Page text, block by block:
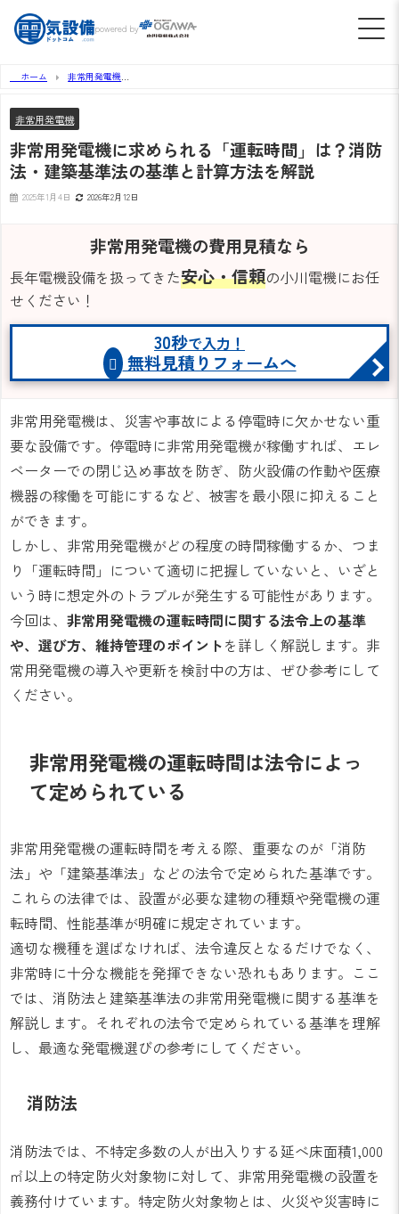
powered by
ホーム
非常用発電機
非常用発電機
非常用発電機に求められる「運転時間」は？消防
法・建築基準法の基準と計算方法を解説
2025年1月4日 2026年2月12日
非常用発電機の費用見積なら
長年電機設備を扱ってきた安心・信頼の小川電機にお任
せください！
30秒で入力！
無料見積りフォームへ
非常用発電機は、災害や事故による停電時に欠かせない重
要な設備です。停電時に非常用発電機が稼働すれば、エレ
ベーターでの閉じ込め事故を防ぎ、防火設備の作動や医療
機器の稼働を可能にするなど、被害を最小限に抑えること
ができます。
しかし、非常用発電機がどの程度の時間稼働するか、つま
り「運転時間」について適切に把握していないと、いざと
いう時に想定外のトラブルが発生する可能性があります。
今回は、 非常用発電機の運転時間に関する法令上の基準
や、選び方、維持管理のポイントを詳しく解説します。非
常用発電機の導入や更新を検討中の方は、ぜひ参考にして
ください。
非常用発電機の運転時間は法令によっ
て定められている
非常用発電機の運転時間を考える際、重要なのが「消防
法」や「建築基準法」などの法令で定められた基準です。
これらの法律では、設置が必要な建物の種類や発電機の運
転時間、性能基準が明確に規定されています。
適切な機種を選ばなければ、法令違反となるだけでなく、
非常時に十分な機能を発揮できない恐れもあります。ここ
では、消防法と建築基準法の非常用発電機に関する基準を
解説します。それぞれの法令で定められている基準を理解
し、最適な発電機選びの参考にしてください。
消防法
消防法では、不特定多数の人が出入りする延べ床面積1,000
㎡以上の特定防火対象物に対して、非常用発電機の設置を
義務付けています。特定防火対象物とは、火災や災害時に